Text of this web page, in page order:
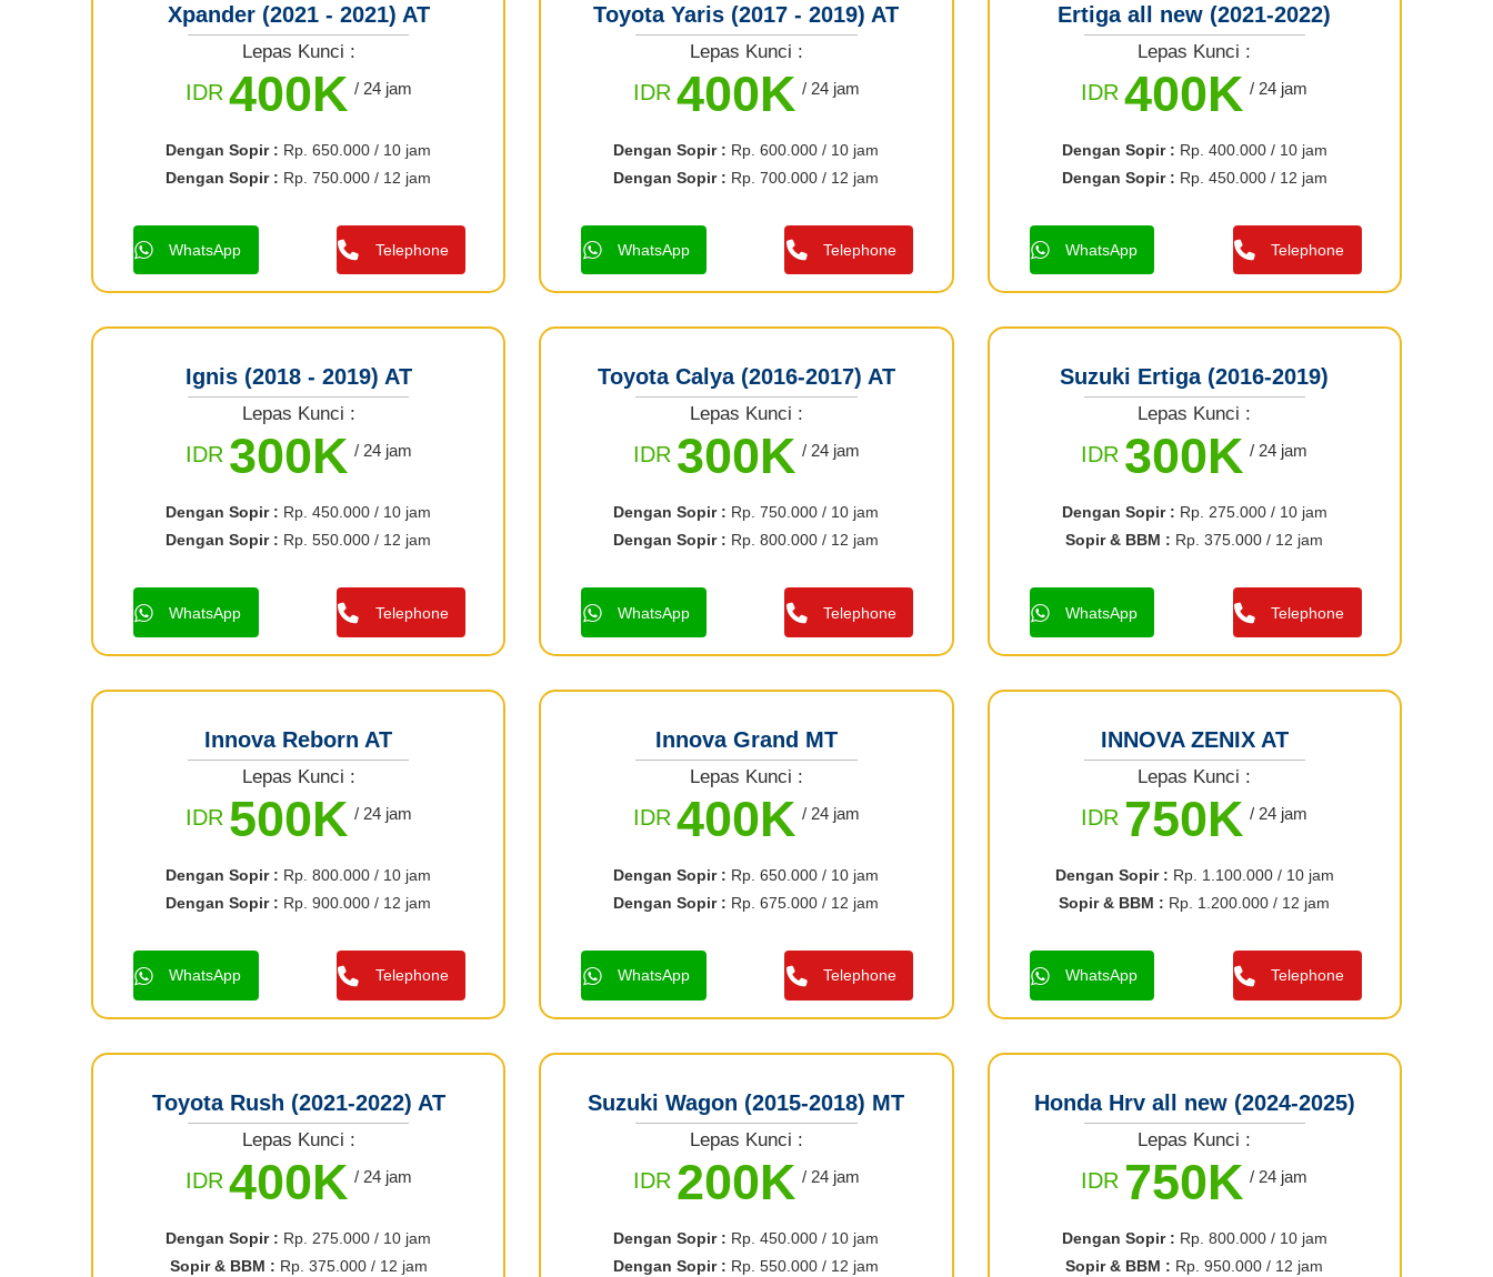
Xpander (2021 - 2021) AT
Lepas Kunci :
IDR 400K / 24 jam
Dengan Sopir : Rp. 650.000 / 10 jam
Dengan Sopir : Rp. 750.000 / 12 jam
WhatsApp Telephone
Toyota Yaris (2017 - 2019) AT
Lepas Kunci :
IDR 400K / 24 jam
Dengan Sopir : Rp. 600.000 / 10 jam
Dengan Sopir : Rp. 700.000 / 12 jam
WhatsApp Telephone
Ertiga all new (2021-2022)
Lepas Kunci :
IDR 400K / 24 jam
Dengan Sopir : Rp. 400.000 / 10 jam
Dengan Sopir : Rp. 450.000 / 12 jam
WhatsApp Telephone
Ignis (2018 - 2019) AT
Lepas Kunci :
IDR 300K / 24 jam
Dengan Sopir : Rp. 450.000 / 10 jam
Dengan Sopir : Rp. 550.000 / 12 jam
WhatsApp Telephone
Toyota Calya (2016-2017) AT
Lepas Kunci :
IDR 300K / 24 jam
Dengan Sopir : Rp. 750.000 / 10 jam
Dengan Sopir : Rp. 800.000 / 12 jam
WhatsApp Telephone
Suzuki Ertiga (2016-2019)
Lepas Kunci :
IDR 300K / 24 jam
Dengan Sopir : Rp. 275.000 / 10 jam
Sopir & BBM : Rp. 375.000 / 12 jam
WhatsApp Telephone
Innova Reborn AT
Lepas Kunci :
IDR 500K / 24 jam
Dengan Sopir : Rp. 800.000 / 10 jam
Dengan Sopir : Rp. 900.000 / 12 jam
WhatsApp Telephone
Innova Grand MT
Lepas Kunci :
IDR 400K / 24 jam
Dengan Sopir : Rp. 650.000 / 10 jam
Dengan Sopir : Rp. 675.000 / 12 jam
WhatsApp Telephone
INNOVA ZENIX AT
Lepas Kunci :
IDR 750K / 24 jam
Dengan Sopir : Rp. 1.100.000 / 10 jam
Sopir & BBM : Rp. 1.200.000 / 12 jam
WhatsApp Telephone
Toyota Rush (2021-2022) AT
Lepas Kunci :
IDR 400K / 24 jam
Dengan Sopir : Rp. 275.000 / 10 jam
Sopir & BBM : Rp. 375.000 / 12 jam
Suzuki Wagon (2015-2018) MT
Lepas Kunci :
IDR 200K / 24 jam
Dengan Sopir : Rp. 450.000 / 10 jam
Dengan Sopir : Rp. 550.000 / 12 jam
Honda Hrv all new (2024-2025)
Lepas Kunci :
IDR 750K / 24 jam
Dengan Sopir : Rp. 800.000 / 10 jam
Sopir & BBM : Rp. 950.000 / 12 jam